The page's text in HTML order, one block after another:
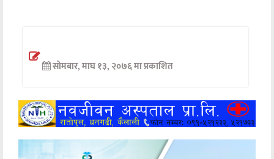
अन्तर्वार्ता
खेलकुद
मनोरञ्जन
अन्य
सोमबार, माघ १३, २०७६ मा प्रकाशित